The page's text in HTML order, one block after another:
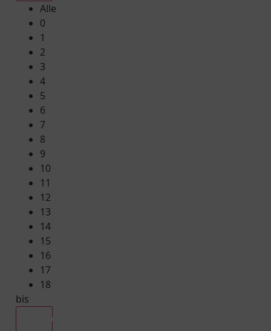
Alle
0
1
2
3
4
5
6
7
8
9
10
11
12
13
14
15
16
17
18
bis